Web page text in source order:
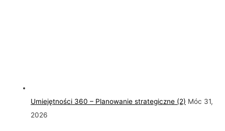
Umiejętności 360 – Planowanie strategiczne (2) Móc 31,
2026